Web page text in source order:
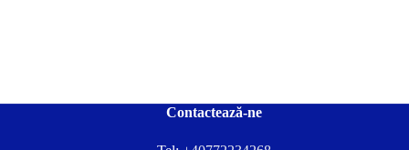
Contactează-ne